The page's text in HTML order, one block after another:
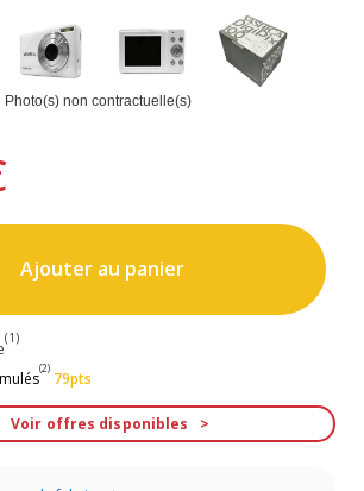
Photo(s) non contractuelle(s)
Ajouter au panier
(1)
(2)
79pts
Voir offres disponibles